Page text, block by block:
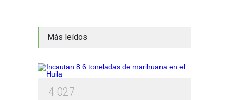
Más leídos
4 027